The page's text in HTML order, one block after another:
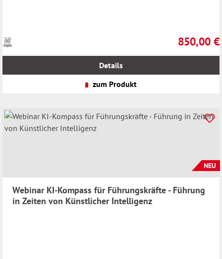
Regulärer
850,00 €
Preise
inkl.
Details
zum Produkt
NEU
Webinar KI-Kompass für Führungskräfte - Führung
in Zeiten von Künstlicher Intelligenz